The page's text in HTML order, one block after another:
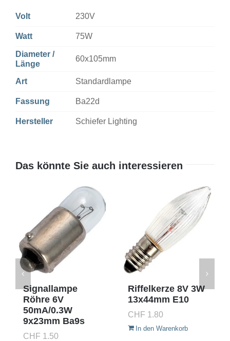
Volt 230V
Watt 75W
Diameter /
Länge
60x105mm
Art Standardlampe
Fassung Ba22d
Hersteller Schiefer Lighting
Das könnte Sie auch interessieren
Signallampe
Röhre 6V
50mA/0.3W
9x23mm Ba9s
CHF 1.50
Riffelkerze 8V 3W
13x44mm E10
CHF 1.80
In den Warenkorb